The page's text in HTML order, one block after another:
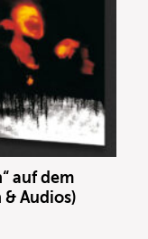
auf dem
Audios)